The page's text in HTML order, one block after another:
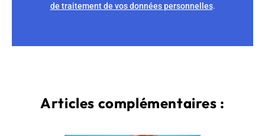
de traitement de vos données personnelles.
Articles complémentaires :